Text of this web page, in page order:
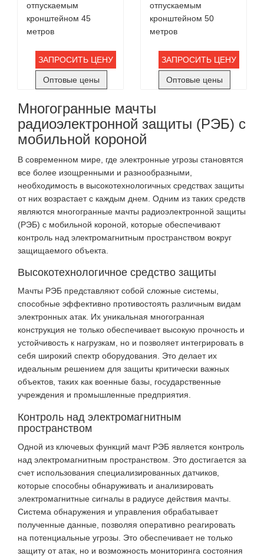
отпускаемым
кронштейном 45
метров
ЗАПРОСИТЬ ЦЕНУ
Оптовые цены
отпускаемым
кронштейном 50
метров
ЗАПРОСИТЬ ЦЕНУ
Оптовые цены
Многогранные мачты
радиоэлектронной защиты (РЭБ) с
мобильной короной
В современном мире, где электронные угрозы становятся
все более изощренными и разнообразными,
необходимость в высокотехнологичных средствах защиты
от них возрастает с каждым днем. Одним из таких средств
являются многогранные мачты радиоэлектронной защиты
(РЭБ) с мобильной короной, которые обеспечивают
контроль над электромагнитным пространством вокруг
защищаемого объекта.
Высокотехнологичное средство защиты
Мачты РЭБ представляют собой сложные системы,
способные эффективно противостоять различным видам
электронных атак. Их уникальная многогранная
конструкция не только обеспечивает высокую прочность и
устойчивость к нагрузкам, но и позволяет интегрировать в
себя широкий спектр оборудования. Это делает их
идеальным решением для защиты критически важных
объектов, таких как военные базы, государственные
учреждения и промышленные предприятия.
Контроль над электромагнитным
пространством
Одной из ключевых функций мачт РЭБ является контроль
над электромагнитным пространством. Это достигается за
счет использования специализированных датчиков,
которые способны обнаруживать и анализировать
электромагнитные сигналы в радиусе действия мачты.
Система обнаружения и управления обрабатывает
полученные данные, позволяя оперативно реагировать
на потенциальные угрозы. Это обеспечивает не только
защиту от атак, но и возможность мониторинга состояния